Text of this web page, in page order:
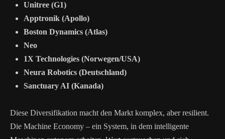
Unitree (G1)
Apptronik (Apollo)
Boston Dynamics (Atlas)
Neo
1X Technologies (Norwegen/USA)
Neura Robotics (Deutschland)
Sanctuary AI (Kanada)
Diese Diversifikation macht den Markt komplex, aber resilient.
Die Machine Economy – ein System, in dem intelligente